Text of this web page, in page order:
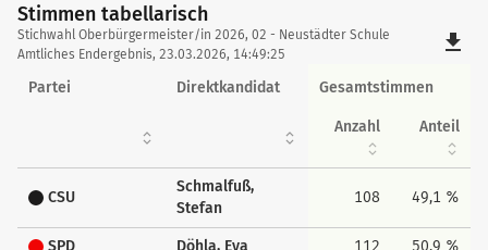
Stimmen tabellarisch
Stimmen
tabellarisch
Stichwahl Oberbürgermeister/in 2026, 02 - Neustädter Schule
Amtliches Endergebnis, 23.03.2026, 14:49:25
file_download
Partei Direktkandidat Gesamtstimmen
Anzahl Anteil
CSU
Schmalfuß,
Stefan
108 49,1 %
SPD Döhla, Eva 112 50,9 %